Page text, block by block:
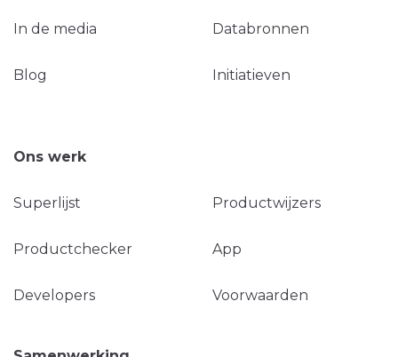
In de media Databronnen
Blog Initiatieven
Ons werk
Superlijst Productwijzers
Productchecker App
Developers Voorwaarden